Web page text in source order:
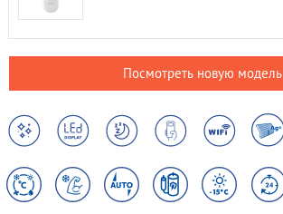
Посмотреть новую модель